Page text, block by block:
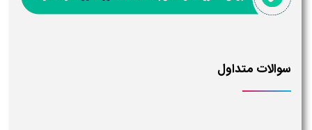
سوالات متداول